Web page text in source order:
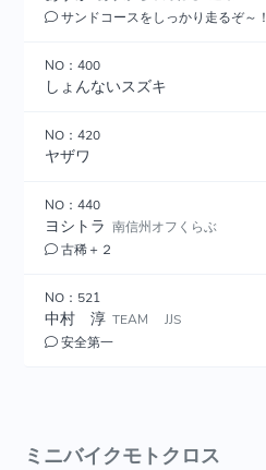
サンドコースをしっかり走るぞ～！
NO：400
しょんないスズキ
NO：420
ヤザワ
NO：440
ヨシトラ 南信州オフくらぶ
古稀＋２
NO：521
中村 淳 TEAM JJS
安全第一
ミニバイクモトクロス